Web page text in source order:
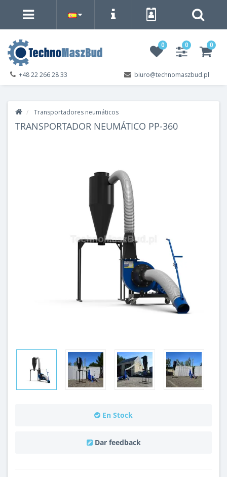
0 0 0
biuro@technomaszbud.pl
+48 22 266 28 33
Transportadores neumáticos
TRANSPORTADOR NEUMÁTICO PP-360
En Stock
Dar feedback